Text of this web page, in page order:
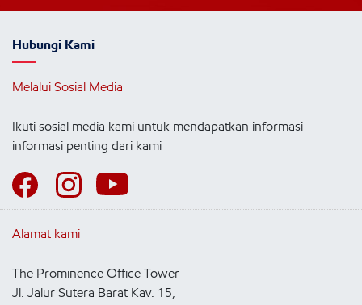
Hubungi Kami
Melalui Sosial Media
Ikuti sosial media kami untuk mendapatkan informasi-
informasi penting dari kami
Alamat kami
The Prominence Office Tower
Jl. Jalur Sutera Barat Kav. 15,